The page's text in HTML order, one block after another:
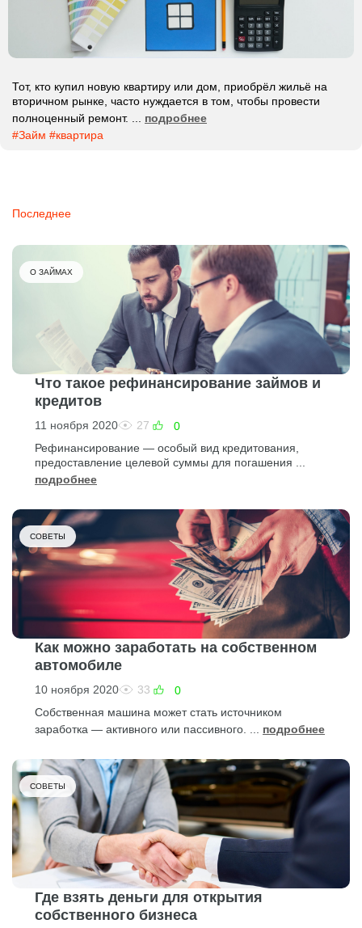
Тот, кто купил новую квартиру или дом, приобрёл жильё на
вторичном рынке, часто нуждается в том, чтобы провести
полноценный ремонт. ... подробнее
#Займ #квартира
Последнее
Что такое рефинансирование займов и
кредитов
11 ноября 2020 27
0
Рефинансирование — особый вид кредитования,
предоставление целевой суммы для погашения ...
подробнее
О ЗАЙМАХ
Как можно заработать на собственном
автомобиле
10 ноября 2020 33
0
Собственная машина может стать источником
заработка — активного или пассивного. ... подробнее
СОВЕТЫ
Где взять деньги для открытия
собственного бизнеса
СОВЕТЫ